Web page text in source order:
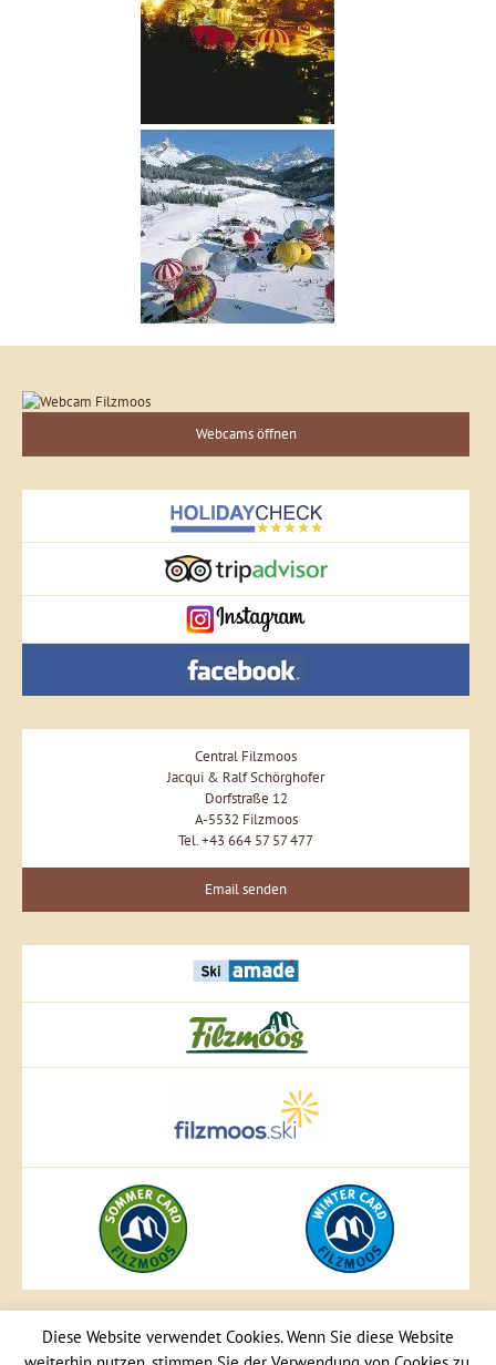
Webcams öffnen
Central Filzmoos
Jacqui & Ralf Schörghofer
Dorfstraße 12
A-5532 Filzmoos
Tel. +43 664 57 57 477
Email senden
Diese Website verwendet Cookies. Wenn Sie diese Website